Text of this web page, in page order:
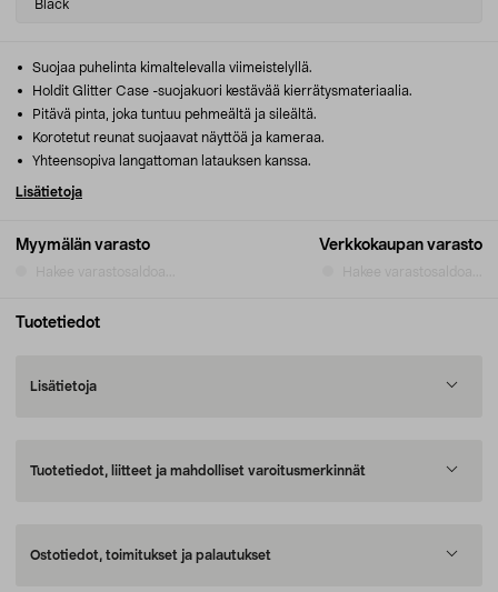
variant
Black
Myymälän varasto Verkkokaupan varasto
Suojaa puhelinta kimaltelevalla viimeistelyllä.
Holdit Glitter Case -suojakuori kestävää kierrätysmateriaalia.
Pitävä pinta, joka tuntuu pehmeältä ja sileältä.
Korotetut reunat suojaavat näyttöä ja kameraa.
Yhteensopiva langattoman latauksen kanssa.
Lisätietoja
Tuotetiedot
Lisätietoja
Tuotetiedot, liitteet ja mahdolliset varoitusmerkinnät
Ostotiedot, toimitukset ja palautukset